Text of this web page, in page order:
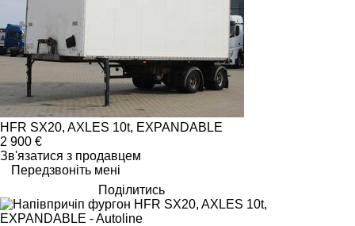
HFR SX20, AXLES 10t, EXPANDABLE
2 900 €
Зв'язатися з продавцем
Передзвоніть мені
Поділитись